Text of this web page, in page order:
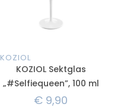
KOZIOL
KOZIOL Sektglas
„#Selfiequeen”, 100 ml
€ 9,90